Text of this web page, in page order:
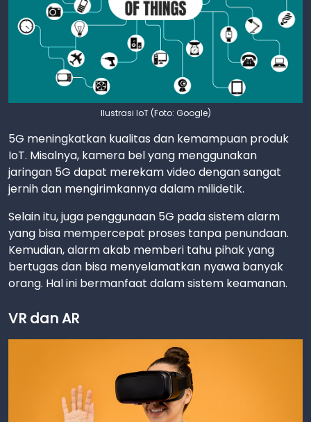
Ilustrasi IoT (Foto: Google)
5G meningkatkan kualitas dan kemampuan produk
IoT. Misalnya, kamera bel yang menggunakan
jaringan 5G dapat merekam video dengan sangat
jernih dan mengirimkannya dalam milidetik.
Selain itu, juga penggunaan 5G pada sistem alarm
yang bisa mempercepat proses tanpa penundaan.
Kemudian, alarm akab memberi tahu pihak yang
bertugas dan bisa menyelamatkan nyawa banyak
orang. Hal ini bermanfaat dalam sistem keamanan.
VR dan AR